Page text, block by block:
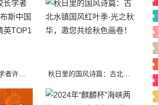
帝国理工学院校长学者许菁荣获“2024福布斯中国最具影响力华人精英TOP100” 秋日里的国风诗篇：古北水镇国风红叶季·光之秋华，邀您共绘秋色画卷！